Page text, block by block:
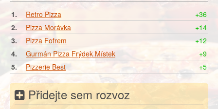
1. Retro Pizza
+36
2.
Pizza Morávka
+14
3.
Pizza Fofrem
+12
4.
Gurmán Pizza Frýdek Místek
+9
5.
Pizzerie Best +5
Přidejte sem rozvoz